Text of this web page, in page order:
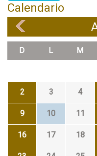
Calendario
D L M
2 3 4
9 10 11
16 17 18